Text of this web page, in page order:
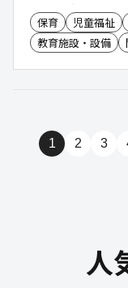
ケースがあります
たり子どもの育ち
施設づくり・イベ
保育 児童福祉
教育施設・設備
1 2 3
人